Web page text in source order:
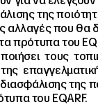
της
αλλαγές που θα
πρότυπα του
τους
της
του EQARF.